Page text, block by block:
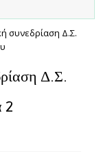
συνεδρίαση Δ.Σ.
Δ.Σ.
2